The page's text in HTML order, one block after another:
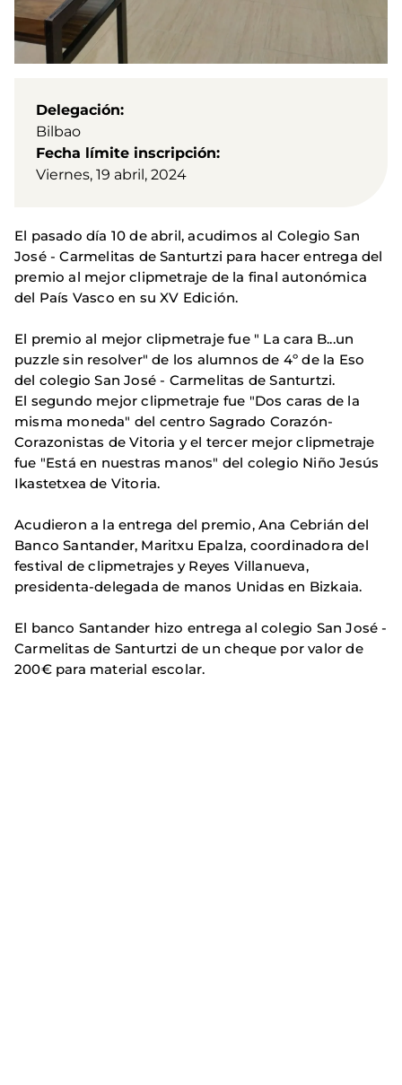
Delegación
Bilbao
Fecha límite inscripción
Viernes, 19 abril, 2024
El pasado día 10 de abril, acudimos al Colegio San
José - Carmelitas de Santurtzi para hacer entrega del
premio al mejor clipmetraje de la final autonómica
del País Vasco en su XV Edición.
El premio al mejor clipmetraje fue " La cara B...un
puzzle sin resolver" de los alumnos de 4º de la Eso
del colegio San José - Carmelitas de Santurtzi.
El segundo mejor clipmetraje fue "Dos caras de la
misma moneda" del centro Sagrado Corazón-
Corazonistas de Vitoria y el tercer mejor clipmetraje
fue "Está en nuestras manos" del colegio Niño Jesús
Ikastetxea de Vitoria.
Acudieron a la entrega del premio, Ana Cebrián del
Banco Santander, Maritxu Epalza, coordinadora del
festival de clipmetrajes y Reyes Villanueva,
presidenta-delegada de manos Unidas en Bizkaia.
El banco Santander hizo entrega al colegio San José -
Carmelitas de Santurtzi de un cheque por valor de
200€ para material escolar.